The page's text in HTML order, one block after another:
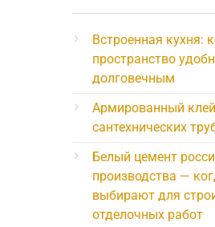
Встроенная кухня:
пространство
долговечным
Армированный
сантехнических
Белый цемент
производства —
выбирают для
отделочных работ